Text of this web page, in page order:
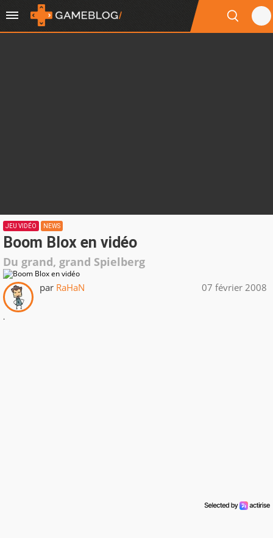
JEU VIDÉO NEWS
Boom Blox en vidéo
Du grand, grand Spielberg
par RaHaN 07 février 2008
.